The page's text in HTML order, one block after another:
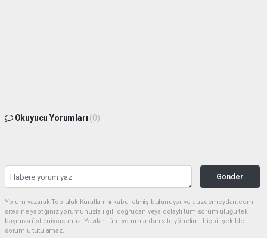
Okuyucu Yorumları (0)
Gönder
Yorum yazarak Topluluk Kuralları’nı kabul etmiş bulunuyor ve duzcemeydan.com
sitesine yaptığınız yorumunuzla ilgili doğrudan veya dolaylı tüm sorumluluğu tek
başınıza üstleniyorsunuz. Yazılan tüm yorumlardan site yönetimi hiçbir şekilde
sorumlu tutulamaz.